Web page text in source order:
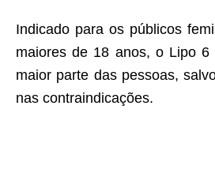
Indicado para os públicos
maiores de 18 anos, o Lipo
maior parte das pessoas,
nas contraindicações.